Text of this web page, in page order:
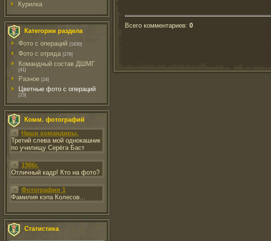
Курилка
Категории раздела
Фото с операций [1630]
Фото с отряда [276]
Командный состав ДШМГ
[41]
Разное [24]
Цветные фото с операций
[23]
Комм. фотографий
Наши командиры.
Третий слева мой однокашник
по училищу Серёга Баст
1986г.
Отличный кадр! Кто на фото?
Фотография 1
Фамилия кэпа Колесов...
Статистика
Всего комментариев: 0